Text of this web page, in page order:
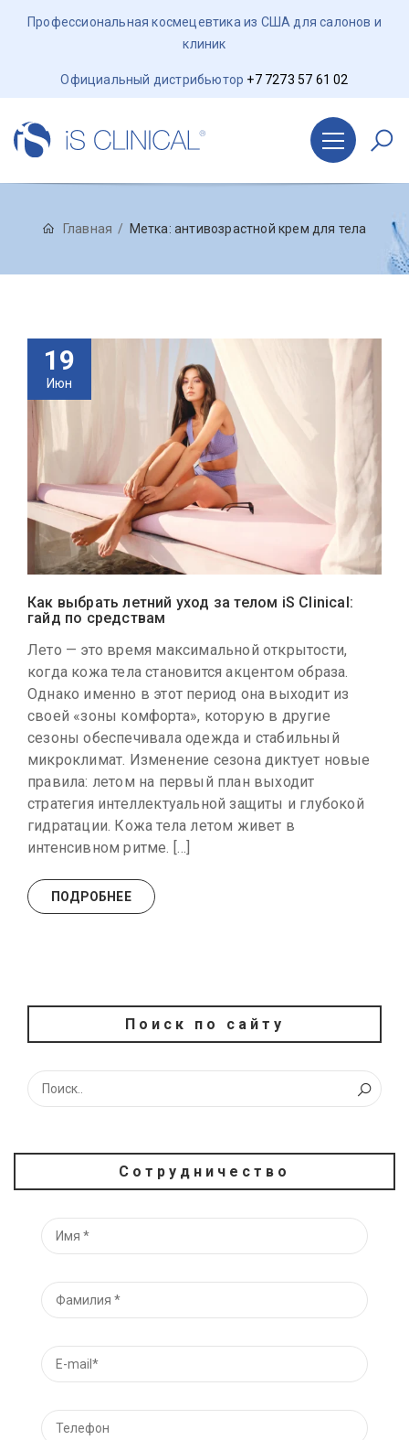
Профессиональная космецевтика из США для салонов и
клиник
Официальный дистрибьютор +7 7273 57 61 02
Главная Метка: антивозрастной крем для тела
19
Июн
Как выбрать летний уход за телом iS Clinical:
гайд по средствам
Лето — это время максимальной открытости,
когда кожа тела становится акцентом образа.
Однако именно в этот период она выходит из
своей «зоны комфорта», которую в другие
сезоны обеспечивала одежда и стабильный
микроклимат. Изменение сезона диктует новые
правила: летом на первый план выходит
стратегия интеллектуальной защиты и глубокой
гидратации. Кожа тела летом живет в
интенсивном ритме. […]
ПОДРОБНЕЕ
Поиск по сайту
Сотрудничество